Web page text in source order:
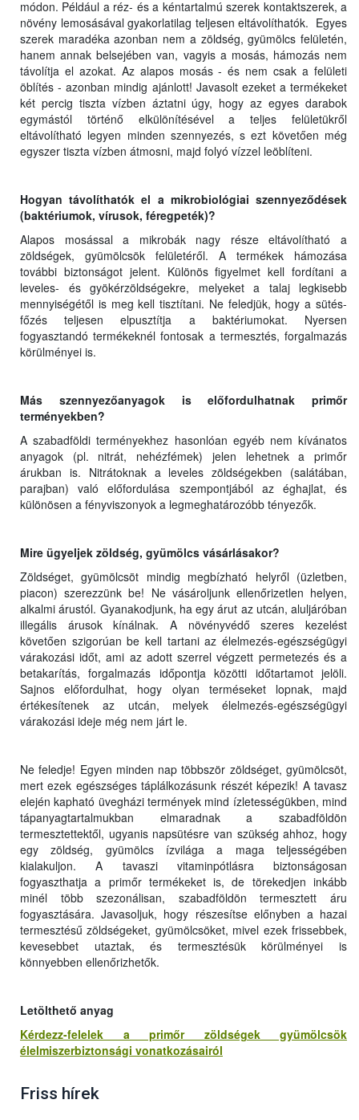
módon. Például a réz- és a kéntartalmú szerek kontaktszerek, a
növény lemosásával gyakorlatilag teljesen eltávolíthatók. Egyes
szerek maradéka azonban nem a zöldség, gyümölcs felületén,
hanem annak belsejében van, vagyis a mosás, hámozás nem
távolítja el azokat. Az alapos mosás - és nem csak a felületi
öblítés - azonban mindig ajánlott! Javasolt ezeket a termékeket
két percig tiszta vízben áztatni úgy, hogy az egyes darabok
egymástól történő elkülönítésével a teljes felületükről
eltávolítható legyen minden szennyezés, s ezt követően még
egyszer tiszta vízben átmosni, majd folyó vízzel leöblíteni.
Hogyan távolíthatók el a mikrobiológiai szennyeződések
(baktériumok, vírusok, féregpeték)?
Alapos mosással a mikrobák nagy része eltávolítható a
zöldségek, gyümölcsök felületéről. A termékek hámozása
további biztonságot jelent. Különös figyelmet kell fordítani a
leveles- és gyökérzöldségekre, melyeket a talaj legkisebb
mennyiségétől is meg kell tisztítani. Ne feledjük, hogy a sütés-
főzés teljesen elpusztítja a baktériumokat. Nyersen
fogyasztandó termékeknél fontosak a termesztés, forgalmazás
körülményei is.
Más szennyezőanyagok is előfordulhatnak primőr
terményekben?
A szabadföldi terményekhez hasonlóan egyéb nem kívánatos
anyagok (pl. nitrát, nehézfémek) jelen lehetnek a primőr
árukban is. Nitrátoknak a leveles zöldségekben (salátában,
parajban) való előfordulása szempontjából az éghajlat, és
különösen a fényviszonyok a legmeghatározóbb tényezők.
Mire ügyeljek zöldség, gyümölcs vásárlásakor?
Zöldséget, gyümölcsöt mindig megbízható helyről (üzletben,
piacon) szerezzünk be! Ne vásároljunk ellenőrizetlen helyen,
alkalmi árustól. Gyanakodjunk, ha egy árut az utcán, aluljáróban
illegális árusok kínálnak. A növényvédő szeres kezelést
követően szigorúan be kell tartani az élelmezés-egészségügyi
várakozási időt, ami az adott szerrel végzett permetezés és a
betakarítás, forgalmazás időpontja közötti időtartamot jelöli.
Sajnos előfordulhat, hogy olyan terméseket lopnak, majd
értékesítenek az utcán, melyek élelmezés-egészségügyi
várakozási ideje még nem járt le.
Ne feledje! Egyen minden nap többször zöldséget, gyümölcsöt,
mert ezek egészséges táplálkozásunk részét képezik! A tavasz
elején kapható üvegházi termények mind ízletességükben, mind
tápanyagtartalmukban elmaradnak a szabadföldön
termesztettektől, ugyanis napsütésre van szükség ahhoz, hogy
egy zöldség, gyümölcs ízvilága a maga teljességében
kialakuljon. A tavaszi vitaminpótlásra biztonságosan
fogyaszthatja a primőr termékeket is, de törekedjen inkább
minél több szezonálisan, szabadföldön termesztett áru
fogyasztására. Javasoljuk, hogy részesítse előnyben a hazai
termesztésű zöldségeket, gyümölcsöket, mivel ezek frissebbek,
kevesebbet utaztak, és termesztésük körülményei is
könnyebben ellenőrizhetők.
Letölthető anyag
Kérdezz-felelek a primőr zöldségek gyümölcsök
élelmiszerbiztonsági vonatkozásairól
Friss hírek